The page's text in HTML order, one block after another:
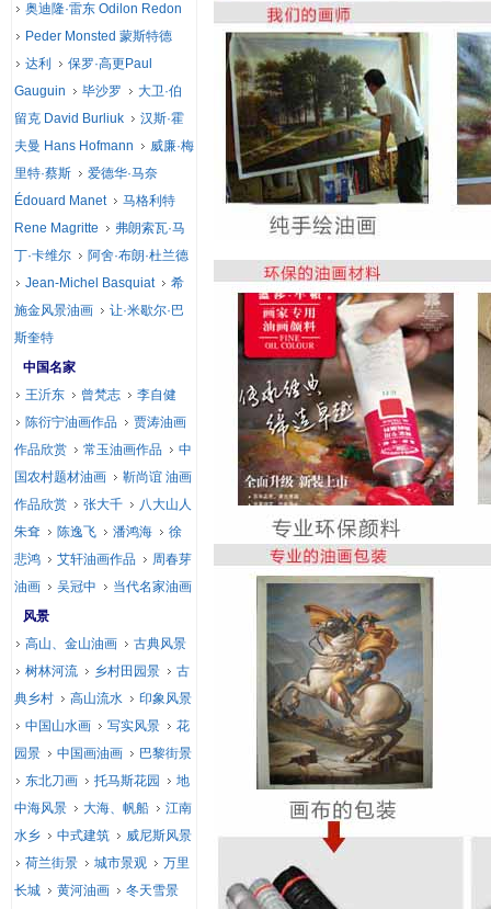
奥迪隆·雷东 Odilon Redon
Peder Monsted 蒙斯特德
达利
保罗·高更Paul
Gauguin
毕沙罗
大卫·伯
留克 David Burliuk
汉斯·霍
夫曼 Hans Hofmann
威廉·梅
里特·蔡斯
爱德华·马奈
Édouard Manet
马格利特
Rene Magritte
弗朗索瓦·马
丁·卡维尔
阿舍·布朗·杜兰德
Jean-Michel Basquiat
希
施金风景油画
让·米歇尔·巴
斯奎特
中国名家
王沂东
曾梵志
李自健
陈衍宁油画作品
贾涛油画
作品欣赏
常玉油画作品
中
国农村题材油画
靳尚谊 油画
作品欣赏
张大千
八大山人
朱耷
陈逸飞 潘鸿海
徐
悲鸿
艾轩油画作品
周春芽
油画
吴冠中
当代名家油画
风景
高山、金山油画
古典风景
树林河流
乡村田园景
古
典乡村
高山流水
印象风景
中国山水画
写实风景
花
园景
中国画油画
巴黎街景
东北刀画
托马斯花园
地
中海风景
大海、帆船
江南
水乡
中式建筑
威尼斯风景
荷兰街景
城市景观
万里
长城
黄河油画
冬天雪景